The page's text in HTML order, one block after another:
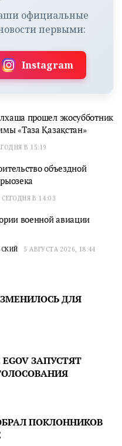
официальные
первыми:
Instagram
прошел экосубботник
«Таза Қазақстан»
В 15:19
объездной
СЕГОДНЯ В 14:03
военной авиации
5 АВГУСТА 2026, 18:44
ДЛЯ
ЗАПУСТЯТ
ПОКЛОННИКОВ